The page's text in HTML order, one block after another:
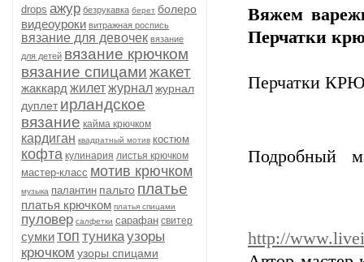
drops ажур безрукавка берет болеро
видеоуроки витражная роспись
вязание для девочек вязание
для детей вязание крючком
вязание спицамижакет
жаккард жилетжурналжурнал
дуплет ирландское
вязание кайма крючком
кардиган квадратный мотив костюм
кофта кулинария листья крючком
мастер-класс мотив крючком
музыка палантин пальто платье
платья крючком платья спицами
пуловер салфетки сарафан свитер
сумкитоп туникаузоры
крючком узоры спицами
Вяжем
Перчатки
Перчатки
Подробный
http://